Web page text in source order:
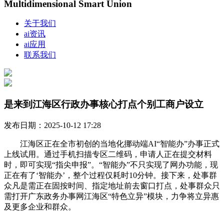
Multidimensional Smart Union
关于我们
ai资讯
ai应用
联系我们
是来到江海区行政办事核心打点个别工商户设立
发布日期：2025-10-12 17:28
江海区正在全市初创的当地化挪动端AI“智能办”办事正式
上线试用。通过手机扫描专区二维码，申请人正在提交材料
时，即可实现“指尖申报”。“智能办”不只实现了网办功能，现
正在有了‘智能办’，整个过程仅耗时10分钟。接下来，处事群
众凡是需正在固按时间、指定地址前去窗口打点，处事群众只
需打开广东政务办事网江海区“特色立异”模块，力争将立异惠
及更多企业和群众。